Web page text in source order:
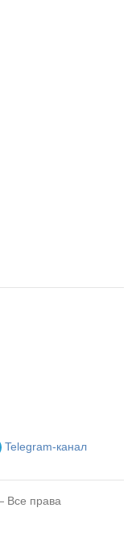
Telegram-канал
Все права